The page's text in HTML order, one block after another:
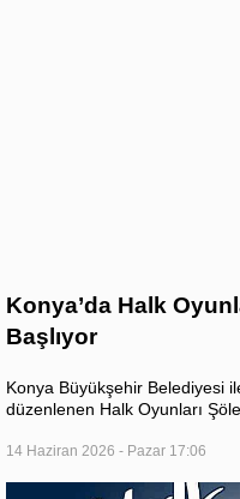
Konya’da Halk
Başlıyor
Konya Büyükşehir Belediyesi
düzenlenen Halk Oyunları
14 Haziran 2026 - Pazar 17:06